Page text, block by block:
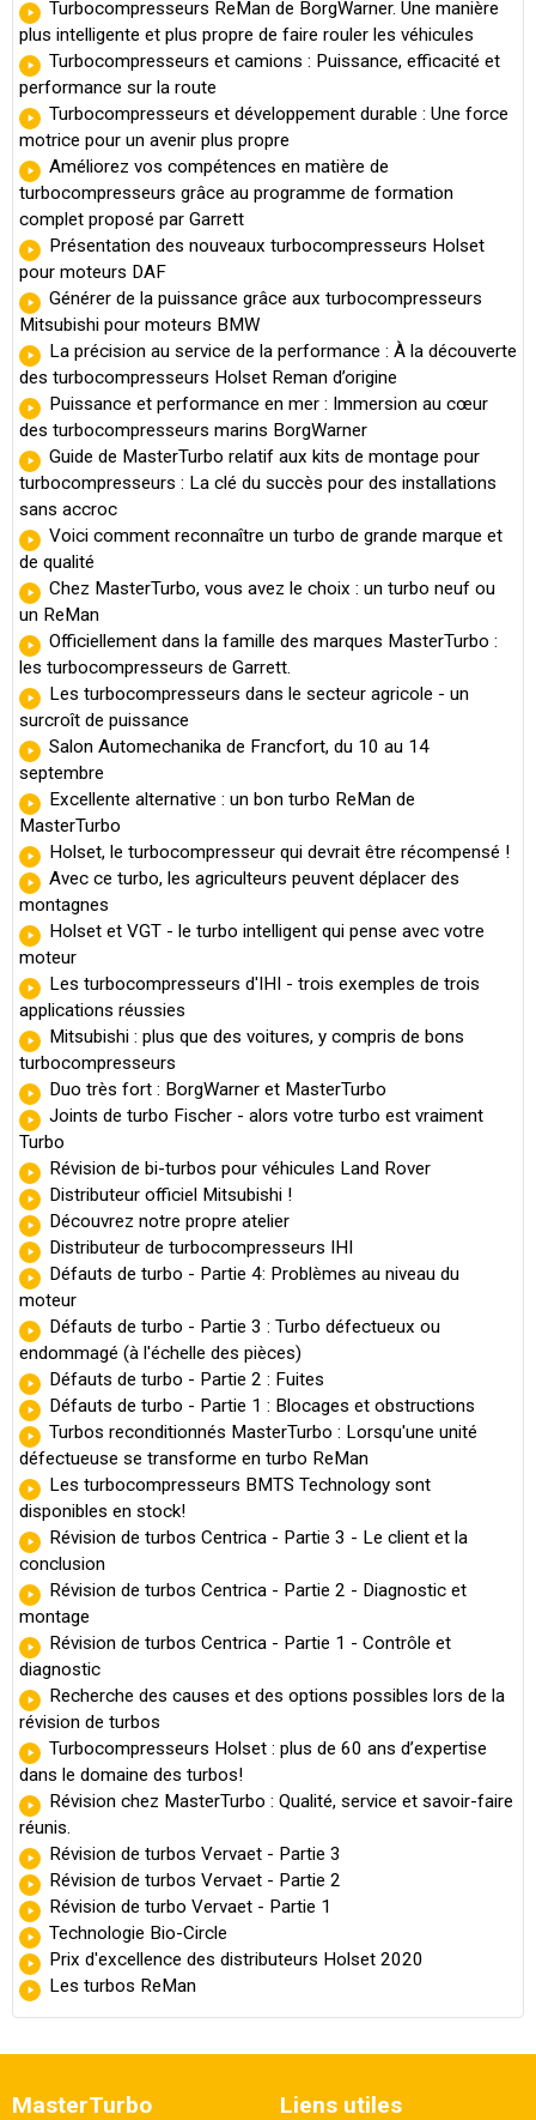
Turbocompresseurs ReMan de BorgWarner. Une manière
plus intelligente et plus propre de faire rouler les véhicules
Turbocompresseurs et camions : Puissance, efficacité et
performance sur la route
Turbocompresseurs et développement durable : Une force
motrice pour un avenir plus propre
Améliorez vos compétences en matière de
turbocompresseurs grâce au programme de formation
complet proposé par Garrett
Présentation des nouveaux turbocompresseurs Holset
pour moteurs DAF
Générer de la puissance grâce aux turbocompresseurs
Mitsubishi pour moteurs BMW
La précision au service de la performance : À la découverte
des turbocompresseurs Holset Reman d’origine
Puissance et performance en mer : Immersion au cœur
des turbocompresseurs marins BorgWarner
Guide de MasterTurbo relatif aux kits de montage pour
turbocompresseurs : La clé du succès pour des installations
sans accroc
Voici comment reconnaître un turbo de grande marque et
de qualité
Chez MasterTurbo, vous avez le choix : un turbo neuf ou
un ReMan
Officiellement dans la famille des marques MasterTurbo :
les turbocompresseurs de Garrett.
Les turbocompresseurs dans le secteur agricole - un
surcroît de puissance
Salon Automechanika de Francfort, du 10 au 14
septembre
Excellente alternative : un bon turbo ReMan de
MasterTurbo
Holset, le turbocompresseur qui devrait être récompensé !
Avec ce turbo, les agriculteurs peuvent déplacer des
montagnes
Holset et VGT - le turbo intelligent qui pense avec votre
moteur
Les turbocompresseurs d'IHI - trois exemples de trois
applications réussies
Mitsubishi : plus que des voitures, y compris de bons
turbocompresseurs
Duo très fort : BorgWarner et MasterTurbo
Joints de turbo Fischer - alors votre turbo est vraiment
Turbo
Révision de bi-turbos pour véhicules Land Rover
Distributeur officiel Mitsubishi !
Découvrez notre propre atelier
Distributeur de turbocompresseurs IHI
Défauts de turbo - Partie 4: Problèmes au niveau du
moteur
Défauts de turbo - Partie 3 : Turbo défectueux ou
endommagé (à l'échelle des pièces)
Défauts de turbo - Partie 2 : Fuites
Défauts de turbo - Partie 1 : Blocages et obstructions
Turbos reconditionnés MasterTurbo : Lorsqu'une unité
défectueuse se transforme en turbo ReMan
Les turbocompresseurs BMTS Technology sont
disponibles en stock!
Révision de turbos Centrica - Partie 3 - Le client et la
conclusion
Révision de turbos Centrica - Partie 2 - Diagnostic et
montage
Révision de turbos Centrica - Partie 1 - Contrôle et
diagnostic
Recherche des causes et des options possibles lors de la
révision de turbos
Turbocompresseurs Holset : plus de 60 ans d’expertise
dans le domaine des turbos!
Révision chez MasterTurbo : Qualité, service et savoir-faire
réunis.
Révision de turbos Vervaet - Partie 3
Révision de turbos Vervaet - Partie 2
Révision de turbo Vervaet - Partie 1
Technologie Bio-Circle
Prix d'excellence des distributeurs Holset 2020
Les turbos ReMan
MasterTurbo Liens utiles